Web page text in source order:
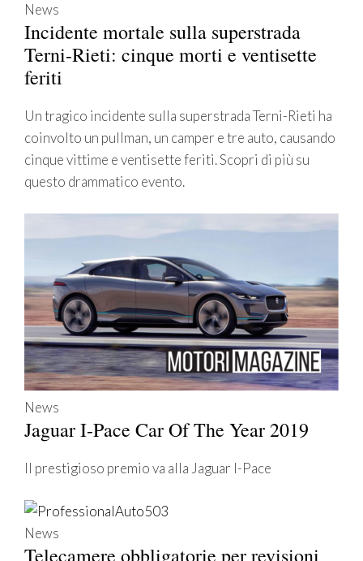
News
Incidente mortale sulla superstrada
Terni-Rieti: cinque morti e ventisette
feriti
Un tragico incidente sulla superstrada Terni-Rieti ha
coinvolto un pullman, un camper e tre auto, causando
cinque vittime e ventisette feriti. Scopri di più su
questo drammatico evento.
News
Jaguar I-Pace Car Of The Year 2019
Il prestigioso premio va alla Jaguar I-Pace
News
Telecamere obbligatorie per revisioni